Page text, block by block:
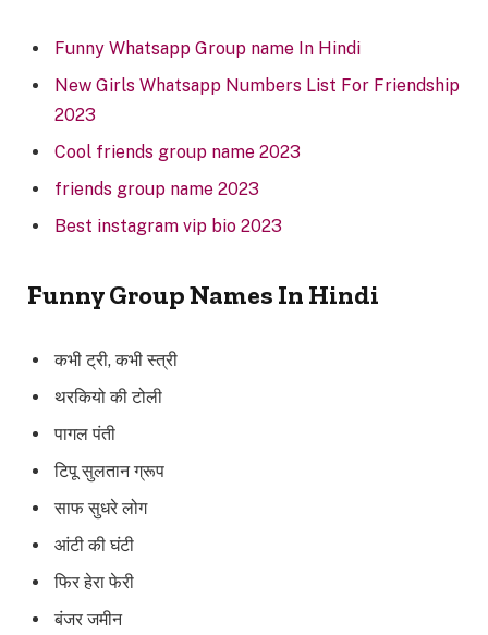
Funny Whatsapp Group name In Hindi
New Girls Whatsapp Numbers List For Friendship
2023
Cool friends group name 2023
friends group name 2023
Best instagram vip bio 2023
Funny Group Names In Hindi
कभी ट्री, कभी स्त्री
थरकियो की टोली
पागल पंती
टिपू सुलतान ग्रूप
साफ सुधरे लोग
आंटी की घंटी
फिर हेरा फेरी
बंजर जमीन